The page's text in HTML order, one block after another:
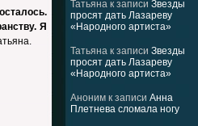
Татьяна к записи Звезды
просят дать Лазареву
«Народного артиста»
Татьяна к записи Звезды
просят дать Лазареву
«Народного артиста»
Аноним к записи Анна
Плетнева сломала ногу
Я